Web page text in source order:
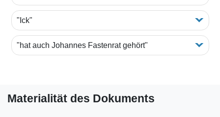
"Ick"
"hat auch Johannes Fastenrat gehört"
Materialität des Dokuments